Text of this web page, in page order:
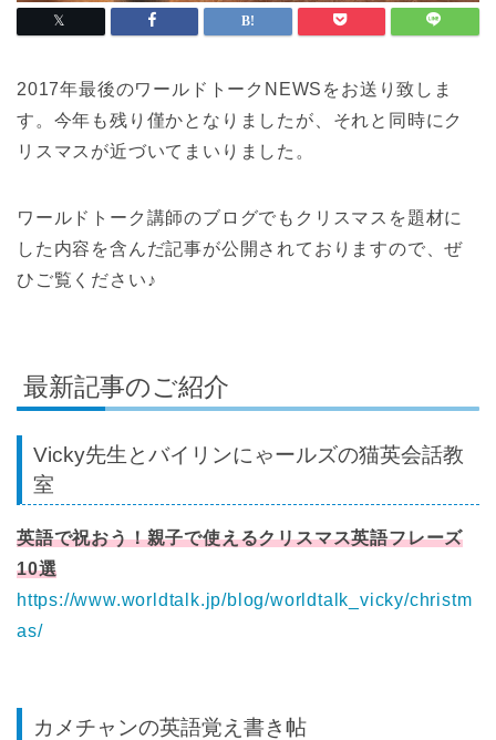
2017年最後のワールドトークNEWSをお送り致しま
す。今年も残り僅かとなりましたが、それと同時にク
リスマスが近づいてまいりました。
ワールドトーク講師のブログでもクリスマスを題材に
した内容を含んだ記事が公開されておりますので、ぜ
ひご覧ください♪
最新記事のご紹介
Vicky先生とバイリンにゃールズの猫英会話教
室
英語で祝おう！親子で使えるクリスマス英語フレーズ
10選
https://www.worldtalk.jp/blog/worldtalk_vicky/christm
as/
カメチャンの英語覚え書き帖